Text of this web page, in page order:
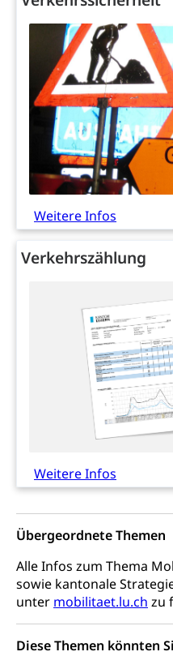
Weitere Infos
Verkehrszählung
Weitere Infos
Übergeordnete Themen
Alle Infos zum Thema
sowie kantonale
unter mobilitaet.lu.ch zu
Diese Themen könnten
Jagdausweis,
Waffen,
Einbürgerung
Nationalität,
Staatsbürgerschaft,
Bürgerrechts, Verlust
Einbürgerungsverfahren
Geburt
Geburtsurkunde,
Schwangerschaft
Kinder und
Mündigkeit,
IV für Kinder und
Hauspflege, spitalexterne
Pflegeheimliste
Betreuung von
Religion
Kirche, Gottesdienst,
Religionsgemeinschaft
Religionsvielfalt
Religion
Freizeitaktivitäten,
Breitensport, Jugend
Offene
Haustiere, Heimtiere,
Viehzucht
Bestattung, Beerdigung,
Erbschaft, Todesschein,
Zivilstandsamt, Erben,
Ärztliche